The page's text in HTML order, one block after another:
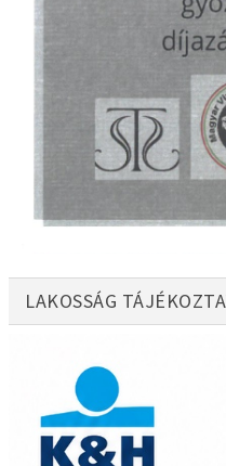
LAKOSSÁG